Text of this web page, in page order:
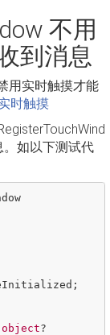
不用
到消息
用实时触摸才能
时触摸
。如以下测试代
;
object?